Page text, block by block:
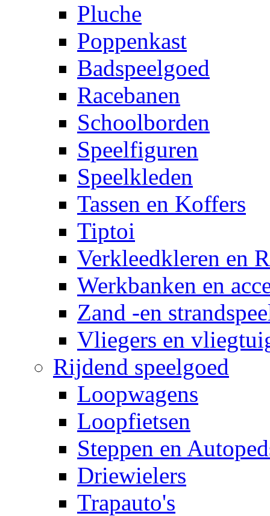
Pluche
Poppenkast
Badspeelgoed
Racebanen
Schoolborden
Speelfiguren
Speelkleden
Tassen en Koffers
Tiptoi
Verkleedkleren en
Werkbanken en
Zand -en
Vliegers en
Rijdend speelgoed
Loopwagens
Loopfietsen
Steppen en
Driewielers
Trapauto's